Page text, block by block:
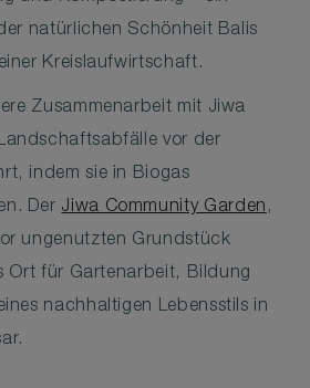
natürlichen Schönheit Balis
Kreislaufwirtschaft.
Zusammenarbeit mit Jiwa
vor der
indem sie in Biogas
Der​​​​​​​ Jiwa Community Garden ,
ungenutzten Grundstück
Ort für Gartenarbeit, Bildung
nachhaltigen Lebensstils in